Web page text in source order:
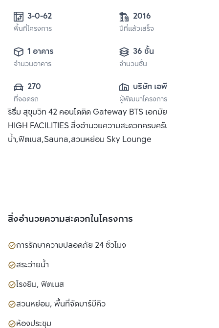
3-0-62
พื้นที่โครงการ
2016
ปีที่แล้วเสร็จ
1 อาคาร
จำนวนอาคาร
36 ชั้น
จำนวนชั้น
270
ที่จอดรถ
บริษัท เอพี (ไทย
แลนด์)
จำกัด(มหาชน)
ผู้พัฒนาโครงการ
ริธึ่ม สุขุมวิท 42 คอนโดติด Gateway BTS เอกมัย พร้อม SKY
HIGH FACILITIES สิ่งอำนวยความสะดวกครบครัน อาทิ สระว่าย
น้ำ,ฟิตเนส,Sauna,สวนหย่อม Sky Lounge
สิ่งอำนวยความสะดวกในโครงการ
การรักษาความปลอดภัย 24 ชั่วโมง
สระว่ายน้ำ
โรงยิม, ฟิตเนส
สวนหย่อม, พื้นที่จัดบาร์บีคิว
ห้องประชุม